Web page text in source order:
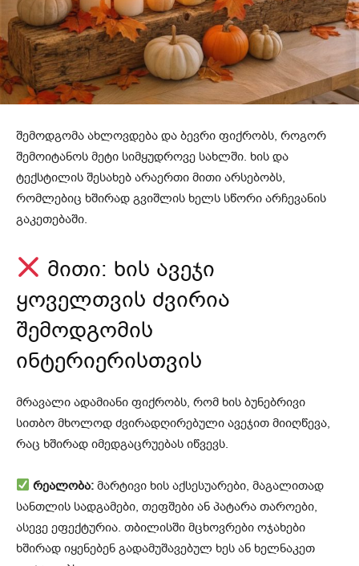
შემოდგომა ახლოვდება და ბევრი ფიქრობს, როგორ
შემოიტანოს მეტი სიმყუდროვე სახლში. ხის და
ტექსტილის შესახებ არაერთი მითი არსებობს,
რომლებიც ხშირად გვიშლის ხელს სწორი არჩევანის
გაკეთებაში.
მითი: ხის ავეჯი
ყოველთვის ძვირია
შემოდგომის
ინტერიერისთვის
მრავალი ადამიანი ფიქრობს, რომ ხის ბუნებრივი
სითბო მხოლოდ ძვირადღირებული ავეჯით მიიღწევა,
რაც ხშირად იმედგაცრუებას იწვევს.
რეალობა: მარტივი ხის აქსესუარები, მაგალითად
სანთლის სადგამები, თეფშები ან პატარა თაროები,
ასევე ეფექტურია. თბილისში მცხოვრები ოჯახები
ხშირად იყენებენ გადამუშავებულ ხეს ან ხელნაკეთ